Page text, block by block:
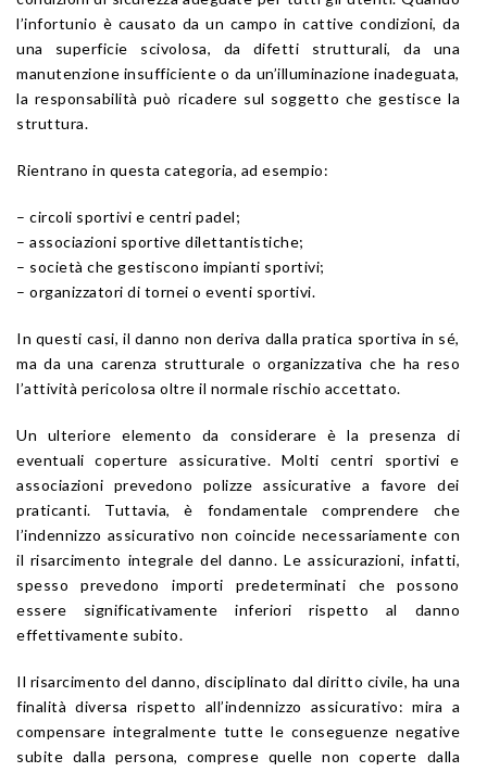
l’infortunio è causato da un campo in cattive condizioni, da
una superficie scivolosa, da difetti strutturali, da una
manutenzione insufficiente o da un’illuminazione inadeguata,
la responsabilità può ricadere sul soggetto che gestisce la
struttura.
Rientrano in questa categoria, ad esempio:
– circoli sportivi e centri padel;
– associazioni sportive dilettantistiche;
– società che gestiscono impianti sportivi;
– organizzatori di tornei o eventi sportivi.
In questi casi, il danno non deriva dalla pratica sportiva in sé,
ma da una carenza strutturale o organizzativa che ha reso
l’attività pericolosa oltre il normale rischio accettato.
Un ulteriore elemento da considerare è la presenza di
eventuali coperture assicurative. Molti centri sportivi e
associazioni prevedono polizze assicurative a favore dei
praticanti. Tuttavia, è fondamentale comprendere che
l’indennizzo assicurativo non coincide necessariamente con
il risarcimento integrale del danno. Le assicurazioni, infatti,
spesso prevedono importi predeterminati che possono
essere significativamente inferiori rispetto al danno
effettivamente subito.
Il risarcimento del danno, disciplinato dal diritto civile, ha una
finalità diversa rispetto all’indennizzo assicurativo: mira a
compensare integralmente tutte le conseguenze negative
subite dalla persona, comprese quelle non coperte dalla